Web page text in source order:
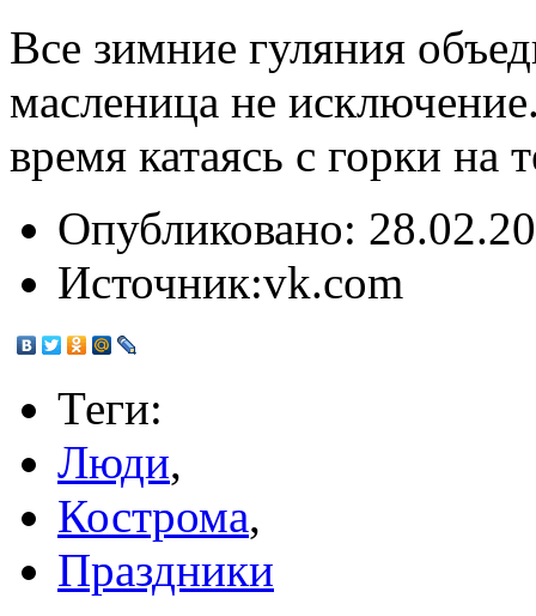
Все зимние гуляния
масленица не
время катаясь с горки на
Опубликовано:
Источник:vk.com
Теги:
Люди,
Кострома,
Праздники